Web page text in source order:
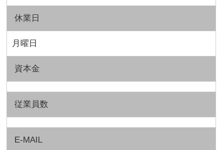
休業日
月曜日
資本金
従業員数
E-MAIL